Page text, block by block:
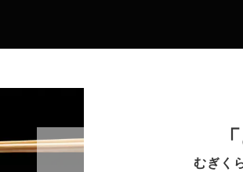
むぎく